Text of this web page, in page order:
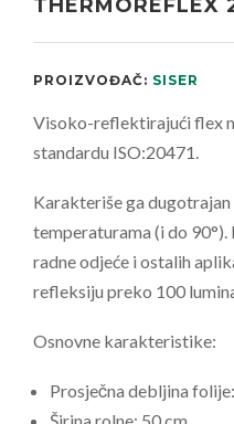
THERMOREFLEX
PROIZVOĐAČ: SISER
Visoko-reflektirajući flex
standardu ISO:20471.
Karakteriše ga
temperaturama (i do
radne odjeće i ostalih
refleksiju preko 100
Osnovne karakteristike:
Prosječna debljina